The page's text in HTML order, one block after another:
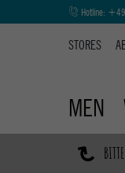
Hotline:
STORES
MEN
↷